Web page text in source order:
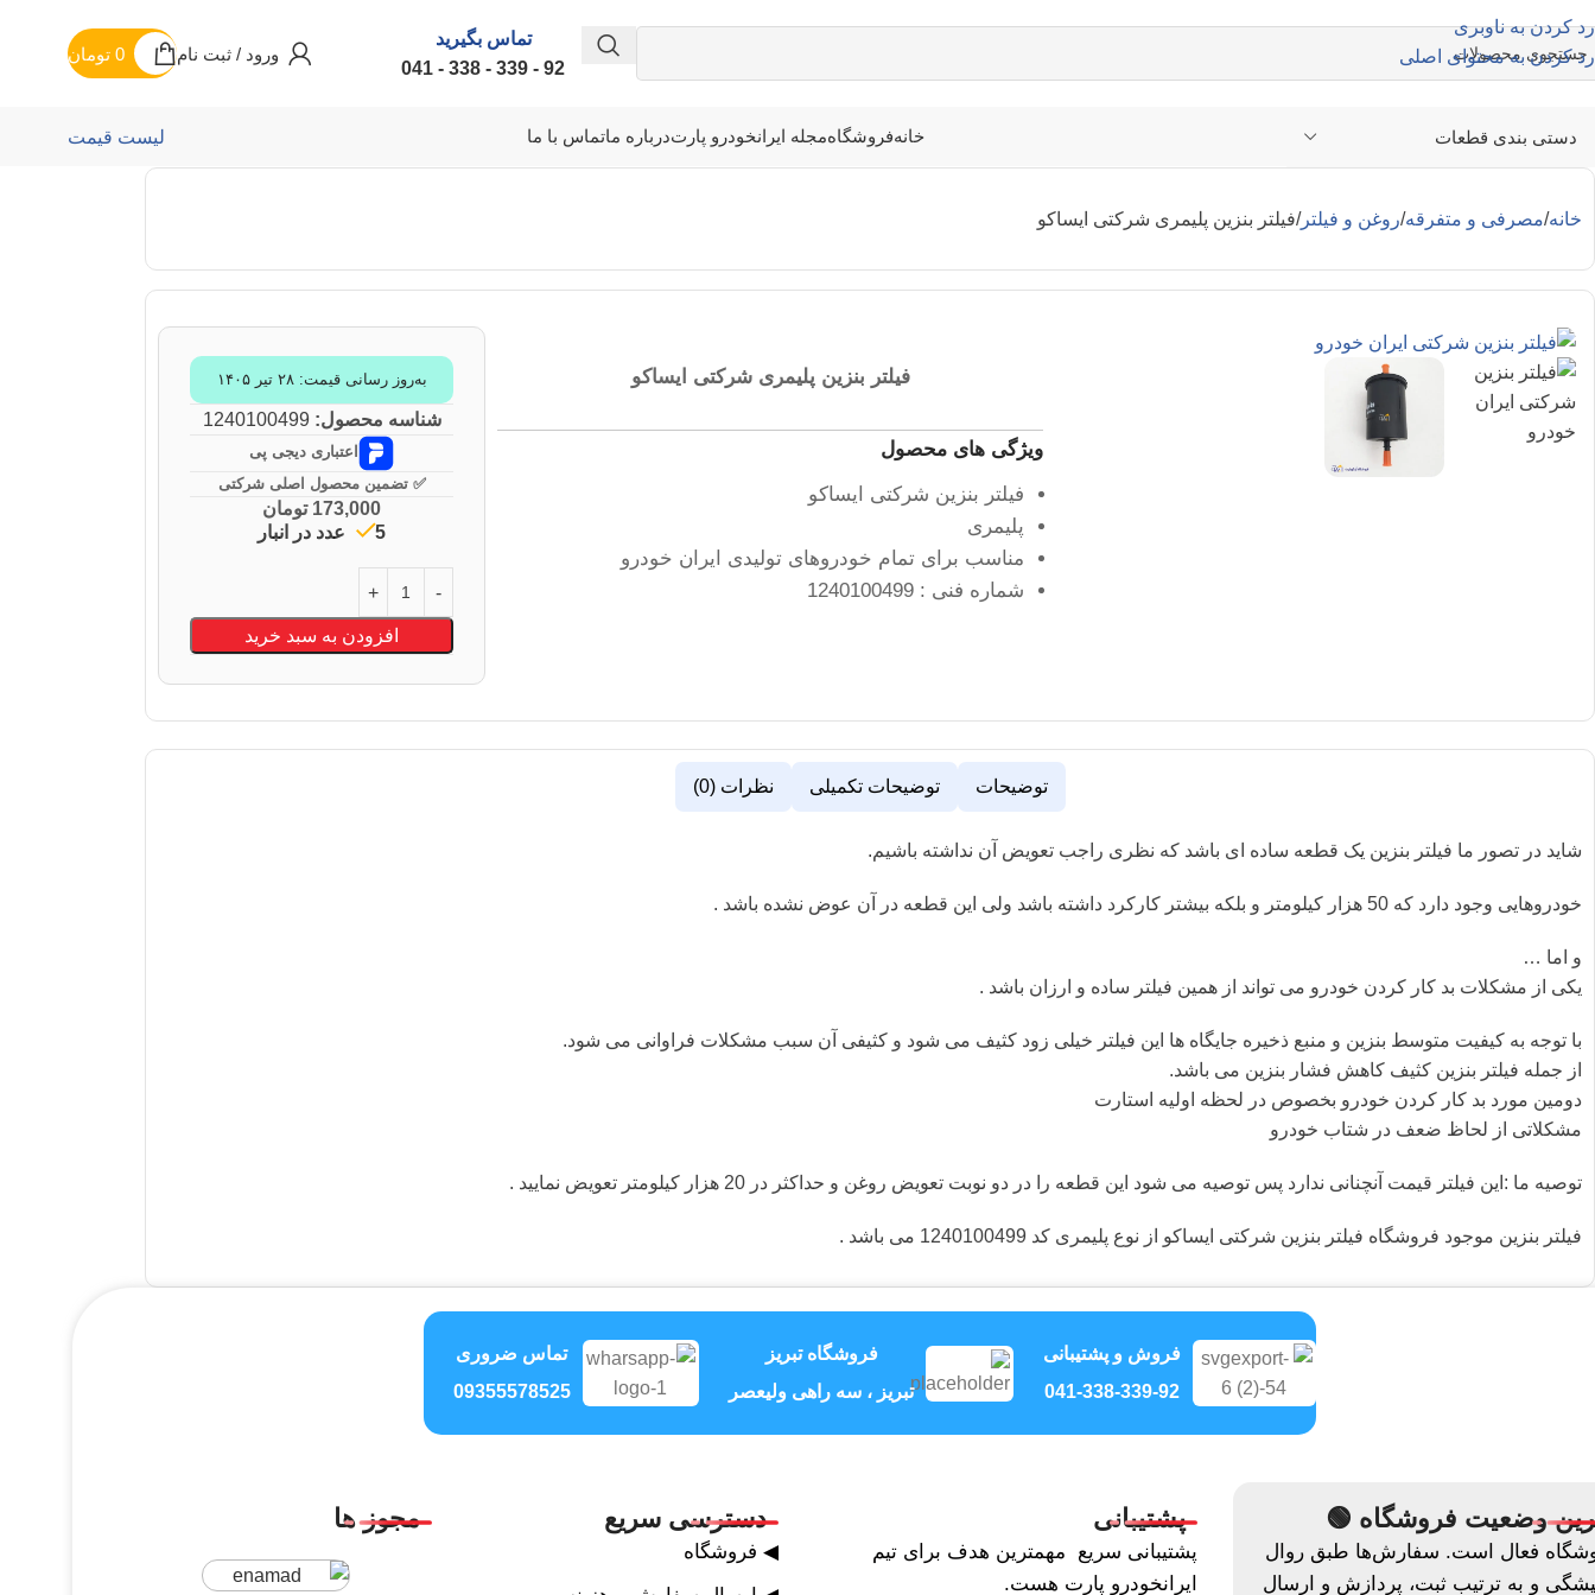
رد کردن به ناوبری
رد کردن به محتوای اصلی
تماس بگیرید
92 - 339 - 338 - 041
ورود / ثبت نام 0 تومان
دستی بندی قطعات خانهفروشگاهمجله ایرانخودرو پارتدرباره ماتماس با ما لیست قیمت
خانه مصرفی و متفرقه روغن و فیلتر فیلتر بنزین پلیمری شرکتی ایساکو
فیلتر بنزین پلیمری شرکتی ایساکو
ویژگی های محصول
فیلتر بنزین شرکتی ایساکو
پلیمری
مناسب برای تمام خودروهای تولیدی ایران خودرو
شماره فنی : 1240100499
به‌روز رسانی قیمت: ۲۸ تیر ۱۴۰۵
شناسه محصول: 1240100499
اعتباری دیجی پی
✅ تضمین محصول اصلی شرکتی
173,000 تومان
5 عدد در انبار
افزودن به سبد خرید
توضیحات توضیحات تکمیلی نظرات (0)
شاید در تصور ما فیلتر بنزین یک قطعه ساده ای باشد که نظری راجب تعویض آن نداشته باشیم.
خودروهایی وجود دارد که 50 هزار کیلومتر و بلکه بیشتر کارکرد داشته باشد ولی این قطعه در آن عوض نشده باشد .
و اما …
یکی از مشکلات بد کار کردن خودرو می تواند از همین فیلتر ساده و ارزان باشد .
با توجه به کیفیت متوسط بنزین و منبع ذخیره جایگاه ها این فیلتر خیلی زود کثیف می شود و کثیفی آن سبب مشکلات فراوانی می شود.
از جمله فیلتر بنزین کثیف کاهش فشار بنزین می باشد.
دومین مورد بد کار کردن خودرو بخصوص در لحظه اولیه استارت
مشکلاتی از لحاظ ضعف در شتاب خودرو
توصیه ما :این فیلتر قیمت آنچنانی ندارد پس توصیه می شود این قطعه را در دو نوبت تعویض روغن و حداکثر در 20 هزار کیلومتر تعویض نمایید .
فیلتر بنزین موجود فروشگاه فیلتر بنزین شرکتی ایساکو از نوع پلیمری کد 1240100499 می باشد .
فروش و پشتیبانی
041-338-339-92
فروشگاه تبریز
تبریز ، سه راهی ولیعصر
تماس ضروری
09355578525
وضعیت فروشگاه 🟢
فعال است. سفارش‌ها طبق روال
و به ترتیب ثبت، پردازش و ارسال
پشتیبانی
پشتیبانی سریع مهمترین هدف برای تیم
ایرانخودرو پارت هست.
دسترسی سریع
◀ فروشگاه
مجوز ها